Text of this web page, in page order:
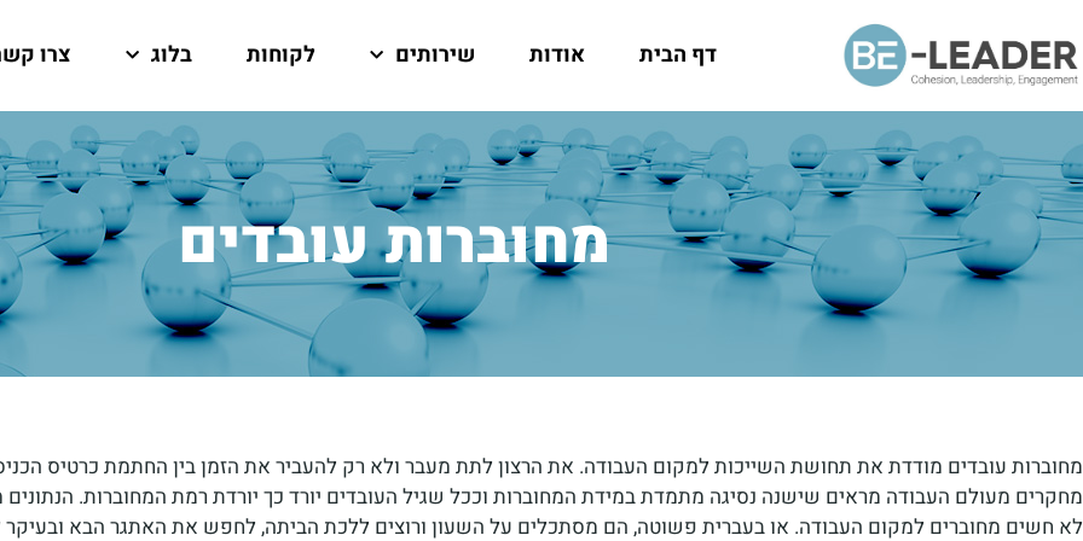
דף הבית אודות שירותים לקוחות בלוג צרו
מחוברות עובדים
מחוברות עובדים מודדת את תחושת השייכות למקום העבודה. את הרצון לתת מעבר ולא רק להעביר את הזמן בין החתמת כרטיס
לא חשים מחוברים למקום העבודה. או בעברית פשוטה, הם מסתכלים על השעון ורוצים ללכת הביתה, לחפש את האתגר הבא ובעיקר